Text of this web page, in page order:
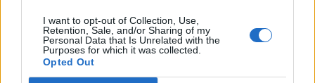
I want to opt-out of Collection, Use,
Retention, Sale, and/or Sharing of my
Personal Data that Is Unrelated with the
Purposes for which it was collected.
Opted Out
Typ výsuvu: MODERN BOX
Technológia pohybu: